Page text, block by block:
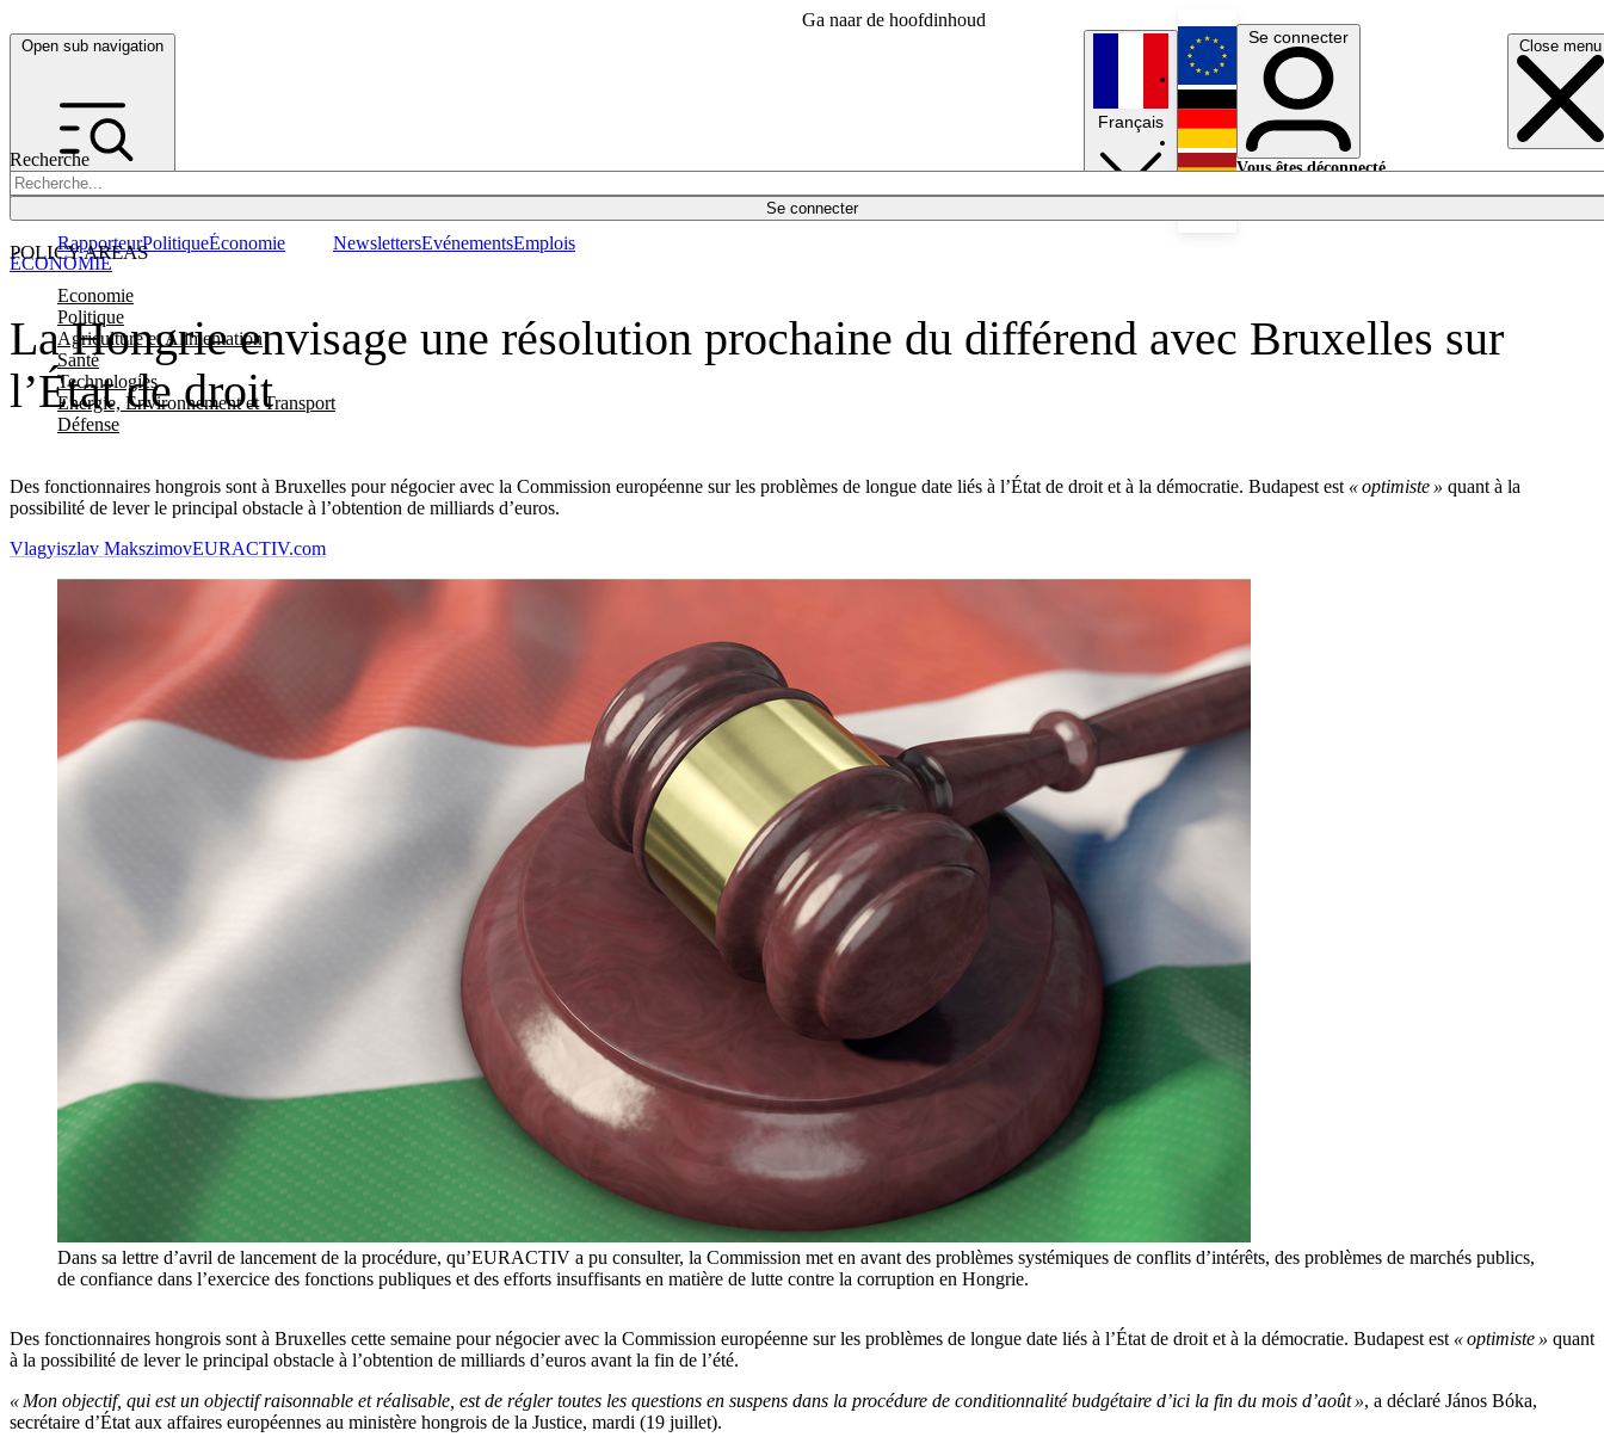
Ga naar de hoofdinhoud
Open sub navigation Close menu
Recherche
Se connecter
POLICY AREAS
Economie
Politique
Agriculture et Alimentation
Santé
Technologies
Energie, Environnement et Transport
Défense
RapporteurPolitiqueÉconomie NewslettersEvénementsEmplois
Français
English
Deutsch
Se connecter
Vous êtes déconnecté.
La Hongrie envisage une résolution prochaine du différend avec Bruxelles sur
l’État de droit
Des fonctionnaires hongrois sont à Bruxelles pour négocier avec la Commission européenne sur les problèmes de longue date liés à l’État de droit et à la démocratie. Budapest est « optimiste » quant à la
possibilité de lever le principal obstacle à l’obtention de milliards d’euros.
ÉCONOMIE
Vlagyiszlav MakszimovEURACTIV.com
Dans sa lettre d’avril de lancement de la procédure, qu’EURACTIV a pu consulter, la Commission met en avant des problèmes systémiques de conflits d’intérêts, des problèmes de marchés publics,
de confiance dans l’exercice des fonctions publiques et des efforts insuffisants en matière de lutte contre la corruption en Hongrie.
Des fonctionnaires hongrois sont à Bruxelles cette semaine pour négocier avec la Commission européenne sur les problèmes de longue date liés à l’État de droit et à la démocratie. Budapest est « optimiste » quant
à la possibilité de lever le principal obstacle à l’obtention de milliards d’euros avant la fin de l’été.
« Mon objectif, qui est un objectif raisonnable et réalisable, est de régler toutes les questions en suspens dans la procédure de conditionnalité budgétaire d’ici la fin du mois d’août », a déclaré János Bóka,
secrétaire d’État aux affaires européennes au ministère hongrois de la Justice, mardi (19 juillet).